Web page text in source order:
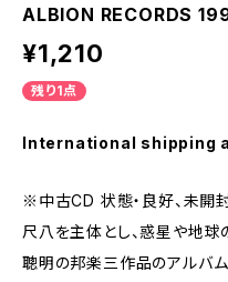
ALBION RECORDS
¥1,210
残り1点
International shipping
※中古CD 状態・良好、未開
尺八を主体とし、惑星や地
聰明の邦楽三作品のアルバム